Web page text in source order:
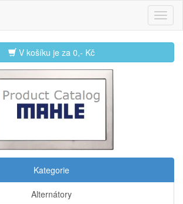
V košíku je za 0,- Kč
Kategorie
Alternátory